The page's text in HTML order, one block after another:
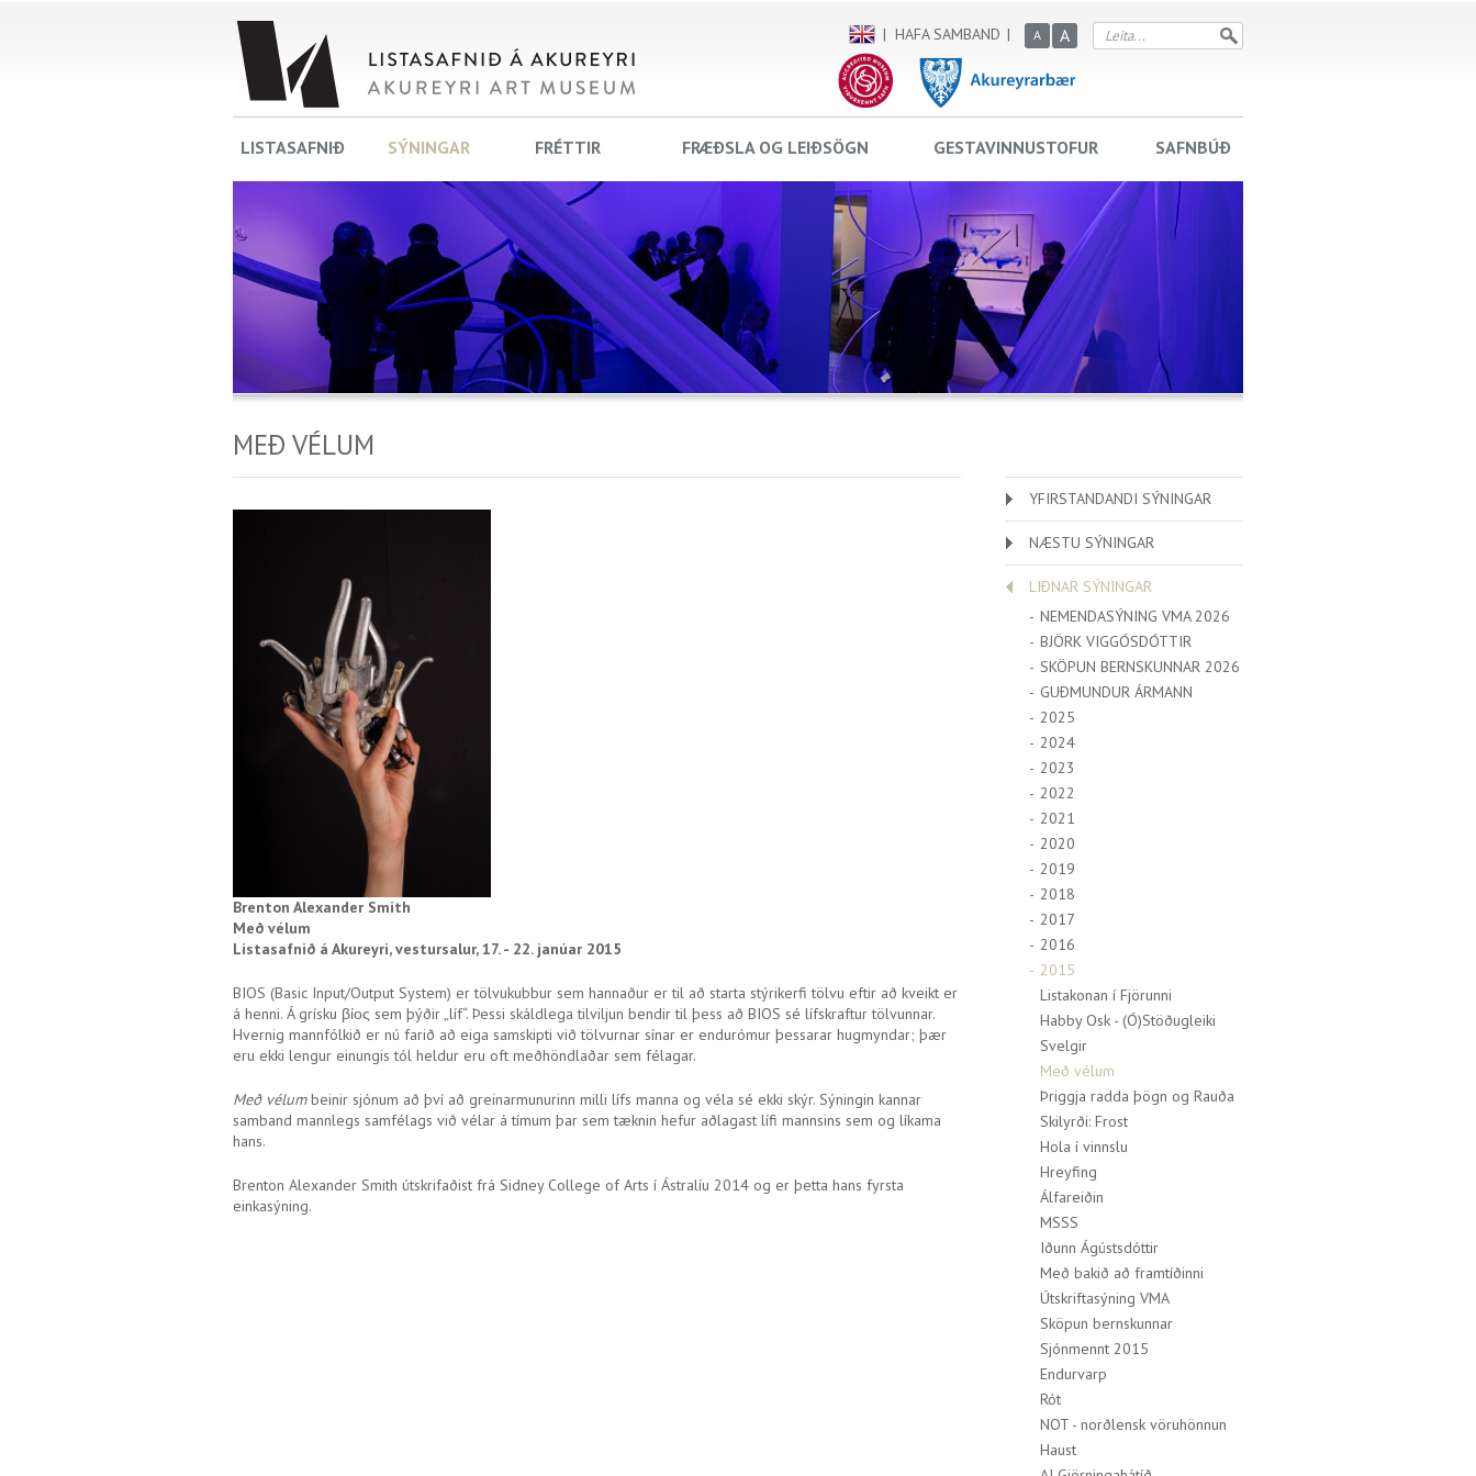
MEÐ VÉLUM
Brenton Alexander Smith
Með vélum
Listasafnið á Akureyri, vestursalur, 17. - 22. janúar 2015
BIOS (Basic Input/Output System) er tölvukubbur sem hannaður er til að starta stýrikerfi tölvu eftir að kveikt er
á henni. Á grísku βίος sem þýðir „líf“. Þessi skáldlega tilviljun bendir til þess að BIOS sé lífskraftur tölvunnar.
Hvernig mannfólkið er nú farið að eiga samskipti við tölvurnar sínar er endurómur þessarar hugmyndar; þær
eru ekki lengur einungis tól heldur eru oft meðhöndlaðar sem félagar.
Með vélumbeinir sjónum að því að greinarmunurinn milli lífs manna og véla sé ekki skýr. Sýningin kannar
samband mannlegs samfélags við vélar á tímum þar sem tæknin hefur aðlagast lífi mannsins sem og líkama
hans.
Brenton Alexander Smith útskrifaðist frá Sidney College of Arts í Ástralíu 2014 og er þetta hans fyrsta
einkasýning.
LISTASAFNIÐ SÝNINGAR FRÉTTIR FRÆÐSLA OG LEIÐSÖGN GESTAVINNUSTOFUR SAFNBÚÐ
YFIRSTANDANDI SÝNINGAR
NÆSTU SÝNINGAR
LIÐNAR SÝNINGAR
NEMENDASÝNING VMA 2026
BJÖRK VIGGÓSDÓTTIR
SKÖPUN BERNSKUNNAR 2026
GUÐMUNDUR ÁRMANN
2025
2024
2023
2022
2021
2020
2019
2018
2017
2016
2015
Listakonan í Fjörunni
Habby Osk - (Ó)Stöðugleiki
Svelgir
Með vélum
Þriggja radda þögn og Rauða
Skilyrði: Frost
Hola í vinnslu
Hreyfing
Álfareiðin
MSSS
Iðunn Ágústsdóttir
Með bakið að framtíðinni
Útskriftasýning VMA
Sköpun bernskunnar
Sjónmennt 2015
Endurvarp
Rót
NOT - norðlensk vöruhönnun
Haust
A A
HAFA SAMBAND